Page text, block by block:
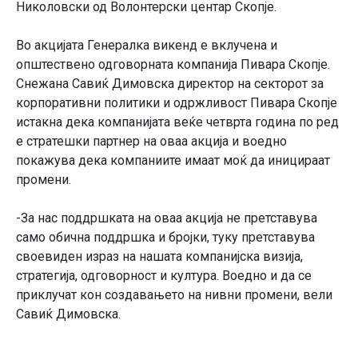
Николовски од Волонтерски центар Скопје.
Во акцијата Генералка викенд е вклучена и
општествено одговорната компанија Пивара Скопје.
Снежана Савиќ Димовска директор на секторот за
корпоративни политики и одржливост Пивара Скопје
истакна дека компанијата веќе четврта година по ред
е стратешки партнер на оваа акција и воедно
покажува дека компаниите имаат моќ да иницираат
промени.
-За нас поддршката на оваа акција не претставува
само обична поддршка и бројки, туку претставува
своевиден израз на нашата компанијска визија,
стратегија, одговорност и култура. Воедно и да се
приклучат кон создавањето на нивни промени, вели
Савиќ Димовска.